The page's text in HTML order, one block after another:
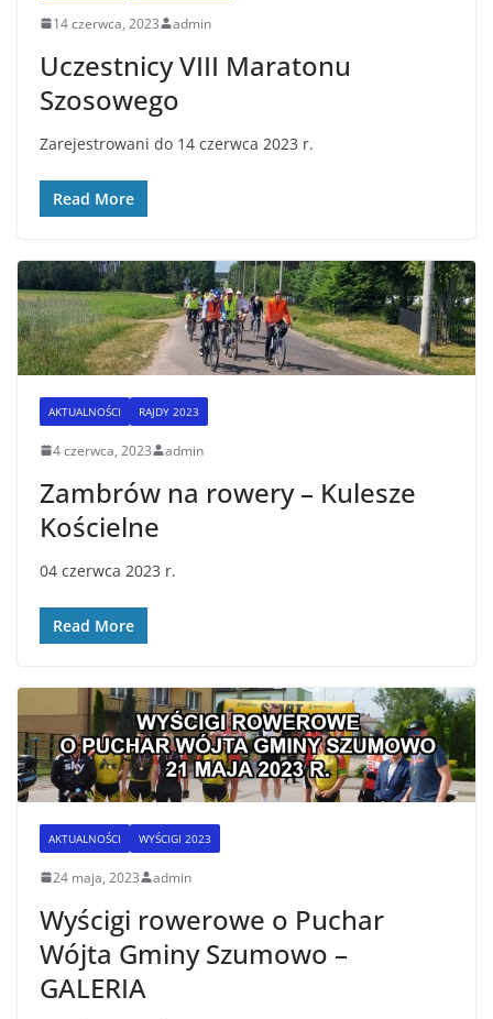
14 czerwca, 2023 admin
Uczestnicy VIII Maratonu
Szosowego
Zarejestrowani do 14 czerwca 2023 r.
Read More
AKTUALNOŚCI RAJDY 2023
4 czerwca, 2023 admin
Zambrów na rowery – Kulesze
Kościelne
04 czerwca 2023 r.
Read More
AKTUALNOŚCI WYŚCIGI 2023
24 maja, 2023 admin
Wyścigi rowerowe o Puchar
Wójta Gminy Szumowo –
GALERIA